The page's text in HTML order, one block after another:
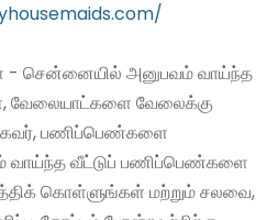
- சென்னையில் அனுபவம் வாய்ந்த
வேலையாட்களை வேலைக்கு
பணிப்பெண்களை
வீட்டுப் பணிப்பெண்களை
கொள்ளுங்கள் மற்றும் சலவை,